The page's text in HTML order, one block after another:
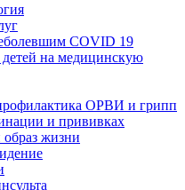
COVID 19
на медицинскую
ОРВИ и грипп
и прививках
жизни